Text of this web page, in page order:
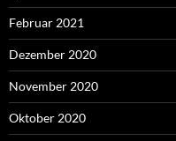
Februar 2021
Dezember 2020
November 2020
Oktober 2020